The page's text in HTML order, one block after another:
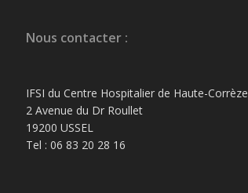
Nous contacter :
IFSI du Centre Hospitalier de Haute-Corrèze
2 Avenue du Dr Roullet
19200 USSEL
Tel : 06 83 20 28 16